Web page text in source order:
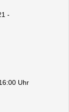
-
Uhr